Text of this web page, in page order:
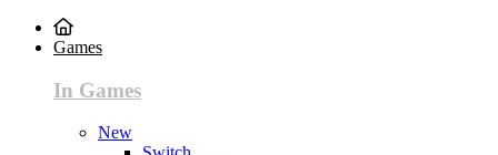
Games
In Games
New